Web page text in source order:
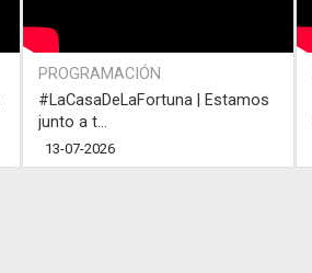
PROGRAMACIÓN
#LaCasaDeLaFortuna | Estamos
junto a t...
13-07-2026